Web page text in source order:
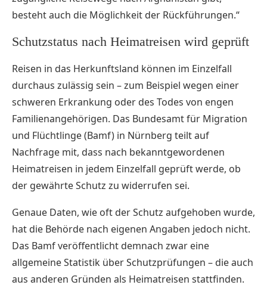
besteht auch die Möglichkeit der Rückführungen.“
Schutzstatus nach Heimatreisen wird geprüft
Reisen in das Herkunftsland können im Einzelfall
durchaus zulässig sein – zum Beispiel wegen einer
schweren Erkrankung oder des Todes von engen
Familienangehörigen. Das Bundesamt für Migration
und Flüchtlinge(Bamf) in Nürnberg teilt auf
Nachfrage mit, dass nach bekanntgewordenen
Heimatreisen in jedem Einzelfall geprüft werde, ob
der gewährte Schutz zu widerrufen sei.
Genaue Daten, wie oft der Schutz aufgehoben wurde,
hat die Behörde nach eigenen Angaben jedoch nicht.
Das Bamf veröffentlicht demnach zwar eine
allgemeine Statistik über Schutzprüfungen – die auch
aus anderen Gründen als Heimatreisen stattfinden.